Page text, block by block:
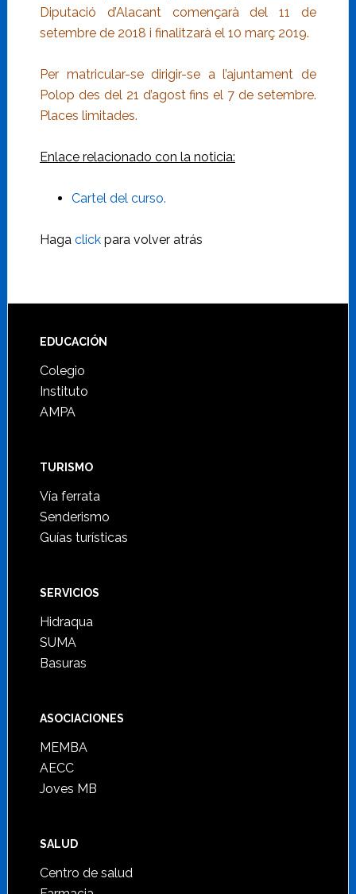
Diputació d’Alacant començarà del 11 de
setembre de 2018 i finalitzarà el 10 març 2019.
Per matricular-se dirigir-se a l’ajuntament de
Polop des del 21 d’agost fins el 7 de setembre.
Places limitades.
Enlace relacionado con la noticia:
Cartel del curso.
Haga clickpara volver atrás
Footer
EDUCACIÓN
Colegio
Instituto
AMPA
TURISMO
Vía ferrata
Senderismo
Guías turísticas
SERVICIOS
Hidraqua
SUMA
Basuras
ASOCIACIONES
MEMBA
AECC
Joves MB
SALUD
Centro de salud